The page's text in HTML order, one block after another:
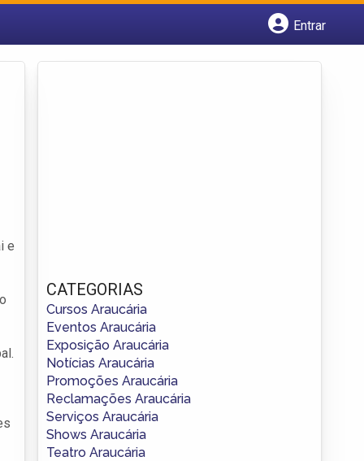
Entrar
e
CATEGORIAS
Cursos Araucária
Eventos Araucária
Exposição Araucária
Notícias Araucária
Promoções Araucária
Reclamações Araucária
Serviços Araucária
Shows Araucária
Teatro Araucária